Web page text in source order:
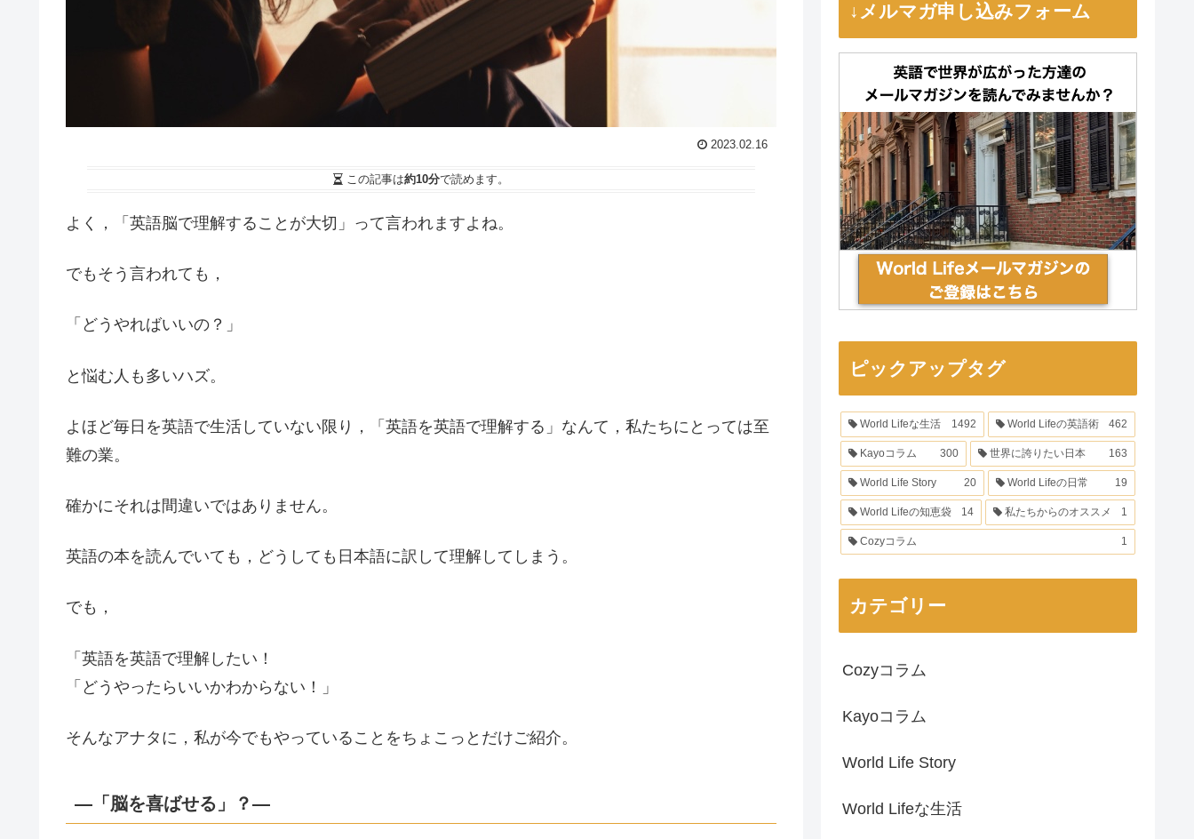
2023.02.16
この記事は約10分で読めます。
よく，「英語脳で理解することが大切」って言われますよね。
でもそう言われても，
「どうやればいいの？」
と悩む人も多いハズ。
よほど毎日を英語で生活していない限り，「英語を英語で理解する」なんて，私たちにとっては至
難の業。
確かにそれは間違いではありません。
英語の本を読んでいても，どうしても日本語に訳して理解してしまう。
でも，
「英語を英語で理解したい！
「どうやったらいいかわからない！」
そんなアナタに，私が今でもやっていることをちょこっとだけご紹介。
―「脳を喜ばせる」？―
↓メルマガ申し込みフォーム
ピックアップタグ
World Lifeな生活 1492 World Lifeの英語術 462
Kayoコラム 300 世界に誇りたい日本 163
World Life Story 20 World Lifeの日常 19
World Lifeの知恵袋 14 私たちからのオススメ 1
Cozyコラム 1
カテゴリー
Cozyコラム
Kayoコラム
World Life Story
World Lifeな生活